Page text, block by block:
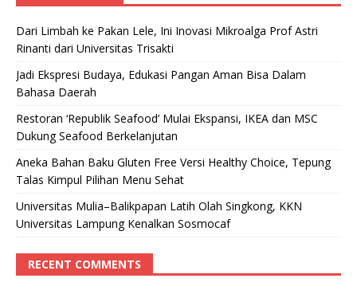
Dari Limbah ke Pakan Lele, Ini Inovasi Mikroalga Prof Astri
Rinanti dari Universitas Trisakti
Jadi Ekspresi Budaya, Edukasi Pangan Aman Bisa Dalam
Bahasa Daerah
Restoran ‘Republik Seafood’ Mulai Ekspansi, IKEA dan MSC
Dukung Seafood Berkelanjutan
Aneka Bahan Baku Gluten Free Versi Healthy Choice, Tepung
Talas Kimpul Pilihan Menu Sehat
Universitas Mulia–Balikpapan Latih Olah Singkong, KKN
Universitas Lampung Kenalkan Sosmocaf
RECENT COMMENTS